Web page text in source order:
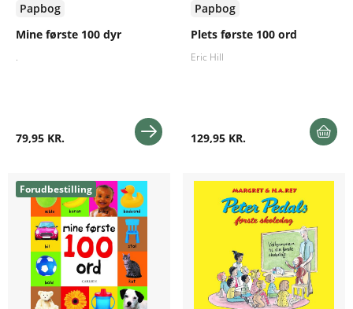
Papbog
Mine første 100 dyr
.
79,95 KR.
Papbog
Plets første 100 ord
Eric Hill
129,95 KR.
Forudbestilling